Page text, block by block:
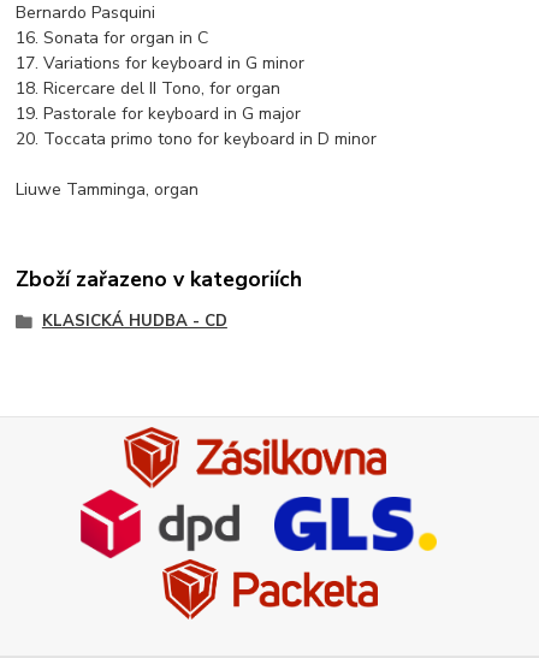
Bernardo Pasquini
16. Sonata for organ in C
17. Variations for keyboard in G minor
18. Ricercare del II Tono, for organ
19. Pastorale for keyboard in G major
20. Toccata primo tono for keyboard in D minor
Liuwe Tamminga, organ
Zboží zařazeno v kategoriích
KLASICKÁ HUDBA - CD